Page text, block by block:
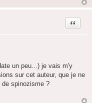
Citation
un peu...) je vais m'y
sur cet auteur, que je ne
de spinozisme ?